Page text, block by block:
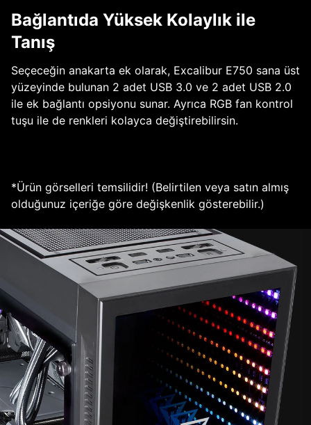
Bağlantıda Yüksek Kolaylık ile
Tanış
Seçeceğin anakarta ek olarak, Excalibur E750 sana üst
yüzeyinde bulunan 2 adet USB 3.0 ve 2 adet USB 2.0
ile ek bağlantı opsiyonu sunar. Ayrıca RGB fan kontrol
tuşu ile de renkleri kolayca değiştirebilirsin.
*Ürün görselleri temsilidir! (Belirtilen veya satın almış
olduğunuz içeriğe göre değişkenlik gösterebilir.)